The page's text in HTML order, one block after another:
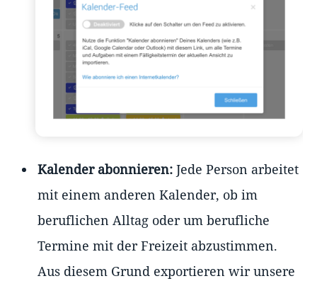
Kalender abonnieren: Jede Person arbeitet
mit einem anderen Kalender, ob im
beruflichen Alltag oder um berufliche
Termine mit der Freizeit abzustimmen.
Aus diesem Grund exportieren wir unsere